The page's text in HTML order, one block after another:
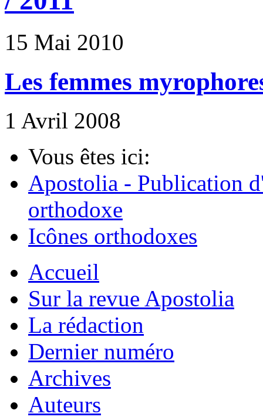
15 Mai 2010
Les femmes
1 Avril 2008
Vous êtes ici:
Apostolia - Publication
orthodoxe
Icônes orthodoxes
Accueil
Sur la revue Apostolia
La rédaction
Dernier numéro
Archives
Auteurs